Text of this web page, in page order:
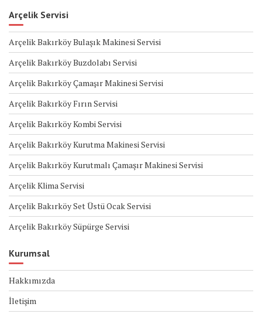
Arçelik Servisi
Arçelik Bakırköy Bulaşık Makinesi Servisi
Arçelik Bakırköy Buzdolabı Servisi
Arçelik Bakırköy Çamaşır Makinesi Servisi
Arçelik Bakırköy Fırın Servisi
Arçelik Bakırköy Kombi Servisi
Arçelik Bakırköy Kurutma Makinesi Servisi
Arçelik Bakırköy Kurutmalı Çamaşır Makinesi Servisi
Arçelik Klima Servisi
Arçelik Bakırköy Set Üstü Ocak Servisi
Arçelik Bakırköy Süpürge Servisi
Kurumsal
Hakkımızda
İletişim